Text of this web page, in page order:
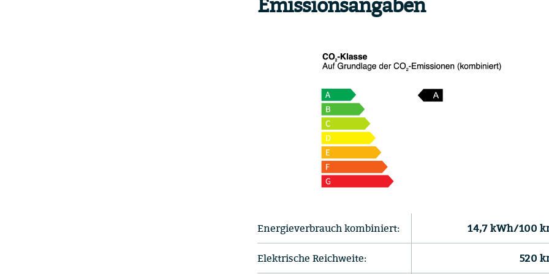
Energieverbrauch kombiniert: 14,7 kWh/100
Elektrische Reichweite: 520